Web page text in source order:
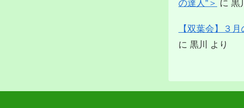
の達人”＞ に 黒
【双葉会】３
に 黒川 より